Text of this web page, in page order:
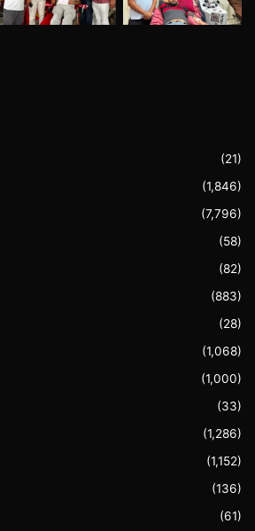
(21)
(1,846)
(7,796)
(58)
(82)
(883)
(28)
(1,068)
(1,000)
(33)
(1,286)
(1,152)
(136)
(61)